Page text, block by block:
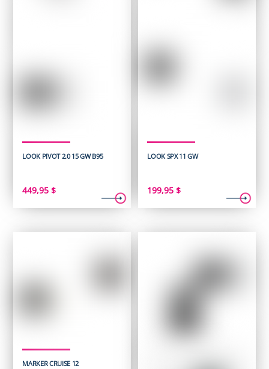
LOOK PIVOT 2.0 15 GW B95
449,95$
LOOK SPX 11 GW
199,95$
MARKER CRUISE 12